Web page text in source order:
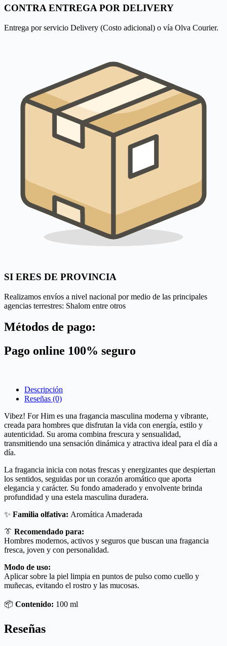
CONTRA ENTREGA POR DELIVERY
Entrega por servicio Delivery (Costo adicional) o vía Olva Courier.
SI ERES DE PROVINCIA
Realizamos envíos a nivel nacional por medio de las principales
agencias terrestres: Shalom entre otros
Métodos de pago:
Pago online 100% seguro
Descripción
Reseñas (0)
Vibez! For Him es una fragancia masculina moderna y vibrante,
creada para hombres que disfrutan la vida con energía, estilo y
autenticidad. Su aroma combina frescura y sensualidad,
transmitiendo una sensación dinámica y atractiva ideal para el día a
día.
La fragancia inicia con notas frescas y energizantes que despiertan
los sentidos, seguidas por un corazón aromático que aporta
elegancia y carácter. Su fondo amaderado y envolvente brinda
profundidad y una estela masculina duradera.
✨ Familia olfativa: Aromática Amaderada
👔 Recomendado para:
Hombres modernos, activos y seguros que buscan una fragancia
fresca, joven y con personalidad.
Modo de uso:
Aplicar sobre la piel limpia en puntos de pulso como cuello y
muñecas, evitando el rostro y las mucosas.
📦 Contenido: 100 ml
Reseñas